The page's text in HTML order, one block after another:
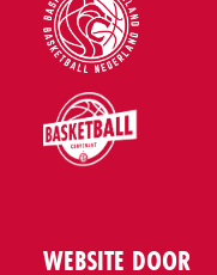
WEBSITE DOOR